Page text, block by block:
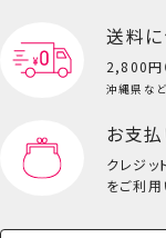
送料
2,800円
沖縄県な
お支
クレジッ
をご利用